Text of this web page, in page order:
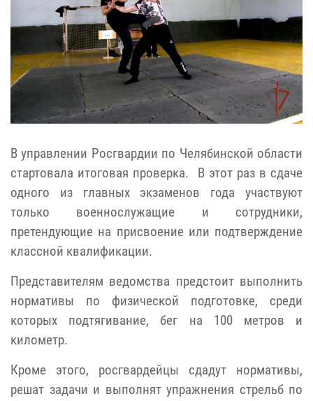
В управлении Росгвардии по Челябинской области
стартовала итоговая проверка. В этот раз в сдаче
одного из главных экзаменов года участвуют
только военнослужащие и сотрудники,
претендующие на присвоение или подтверждение
классной квалификации.
Представителям ведомства предстоит выполнить
нормативы по физической подготовке, среди
которых подтягивание, бег на 100 метров и
километр.
Кроме этого, росгвардейцы сдадут нормативы,
решат задачи и выполнят упражнения стрельб по